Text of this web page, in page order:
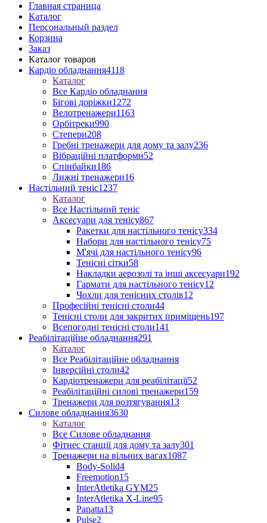
Главная страница
Каталог
Персональный раздел
Корзина
Заказ
Каталог товаров
Кардіо обладнання4118
Каталог
Все Кардіо обладнання
Бігові доріжки1272
Велотренажери1163
Орбітреки990
Степери208
Гребні тренажери для дому та залу236
Вібраційні платформи52
Спінбайки186
Лижні тренажери16
Настільний теніс1237
Каталог
Все Настільний теніс
Аксесуари для тенісу867
Ракетки для настільного тенісу334
Набори для настільного тенісу75
М'ячі для настільного тенісу96
Тенісні сітки58
Накладки аерозолі та інші аксесуари192
Гармати для настільного тенісу12
Чохли для тенісних столів12
Професійні тенісні столи44
Тенісні столи для закритих приміщень197
Всепогодні тенісні столи141
Реабілітаційне обладнання291
Каталог
Все Реабілітаційне обладнання
Інверсійні столи42
Кардіотренажери для реабілітації52
Реабілітаційні силові тренажери159
Тренажери для розтягування13
Силове обладнання3630
Каталог
Все Силове обладнання
Фітнес станції для дому та залу301
Тренажери на вільних вагах1087
Body-Solid4
Freemotion15
InterAtletika GYM25
InterAtletika X-Line95
Panatta13
Pulse2